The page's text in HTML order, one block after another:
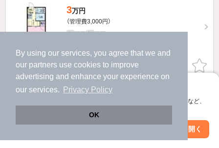
By using our services, you agree that we and
our partners use cookies to improve
advertising and enhance your experience on
our services.
Privacy Policy
OK
アプリに切り替えて、サクサクお部屋探し
会員登録なしですぐ使える。マップ検索やお気に入り保存など、
アプリを開く
3万円
（管理費3,000円）
お問い合わせ（無料）
提供
絞り込み条件を変更